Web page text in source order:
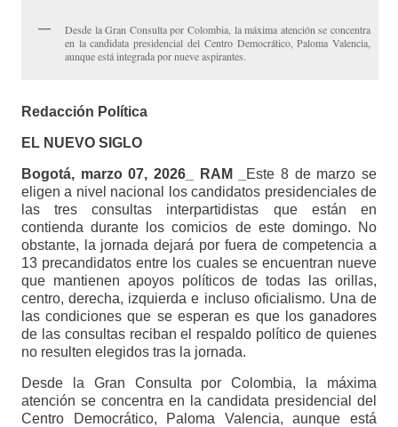
Desde la Gran Consulta por Colombia, la máxima atención se concentra
en la candidata presidencial del Centro Democrático, Paloma Valencia,
aunque está integrada por nueve aspirantes.
Redacción Política
EL NUEVO SIGLO
Bogotá, marzo 07, 2026_ RAM _ Este 8 de marzo se
eligen a nivel nacional los candidatos presidenciales de
las tres consultas interpartidistas que están en
contienda durante los comicios de este domingo. No
obstante, la jornada dejará por fuera de competencia a
13 precandidatos entre los cuales se encuentran nueve
que mantienen apoyos políticos de todas las orillas,
centro, derecha, izquierda e incluso oficialismo. Una de
las condiciones que se esperan es que los ganadores
de las consultas reciban el respaldo político de quienes
no resulten elegidos tras la jornada.
Desde la Gran Consulta por Colombia, la máxima
atención se concentra en la candidata presidencial del
Centro Democrático, Paloma Valencia, aunque está